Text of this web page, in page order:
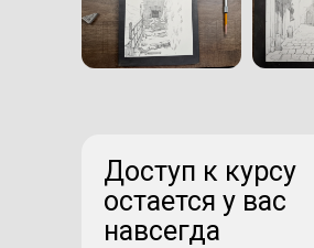
Доступ к курсу
остается у вас
навсегда